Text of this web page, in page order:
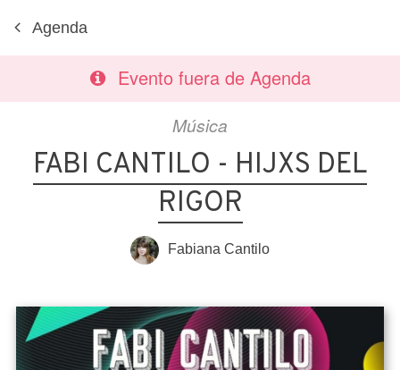
Agenda
Evento fuera de Agenda
Música
FABI CANTILO - HIJXS DEL
RIGOR
Fabiana Cantilo